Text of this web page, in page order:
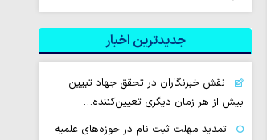
جدیدترین اخبار
نقش خبرنگاران در تحقق جهاد تبیین
بیش از هر زمان دیگری تعیین‌کننده…
تمدید مهلت ثبت نام در حوزه‌های علمیه